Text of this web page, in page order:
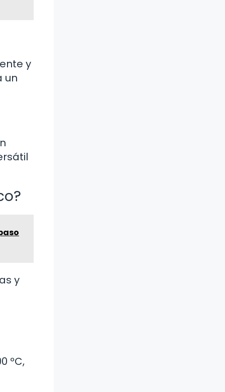
y
un
y
ºC,